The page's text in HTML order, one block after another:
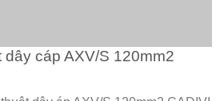
cáp AXV/S 120mm2